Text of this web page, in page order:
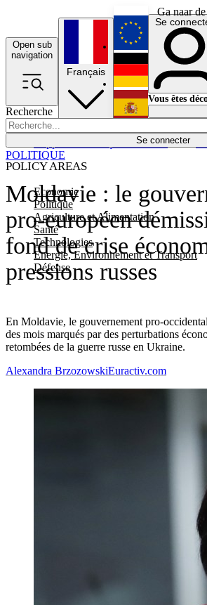
Ga naar
Open sub
navigation
Recherche
Se connecter
POLICY AREAS
Economie
Politique
Agriculture et Alimentation
Santé
Technologies
Energie, Environnement et Transport
Défense
Économie
Français
English
Deutsch
Español
Se
Vous êtes
Moldavie : le
pro-européen
fond de crise
pressions russes
En Moldavie, le gouvernement pro-
des mois marqués par des perturbations
retombées de la guerre russe en Ukraine.
POLITIQUE
Alexandra BrzozowskiEuractiv.com